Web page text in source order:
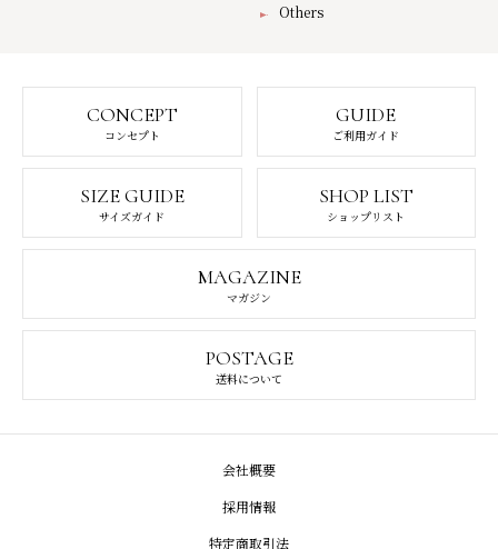
Others
CONCEPT
コンセプト
GUIDE
ご利用ガイド
SIZE GUIDE
サイズガイド
SHOP LIST
ショップリスト
MAGAZINE
マガジン
POSTAGE
送料について
会社概要
採用情報
特定商取引法